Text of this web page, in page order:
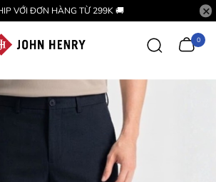
VỚI ĐƠN HÀNG TỪ 299K 🚚
0